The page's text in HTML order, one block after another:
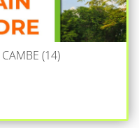
(14)